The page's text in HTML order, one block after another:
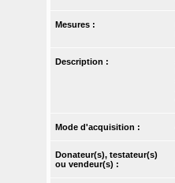
Mesures :
Description :
Mode d'acquisition :
Donateur(s), testateur(s)
ou vendeur(s) :